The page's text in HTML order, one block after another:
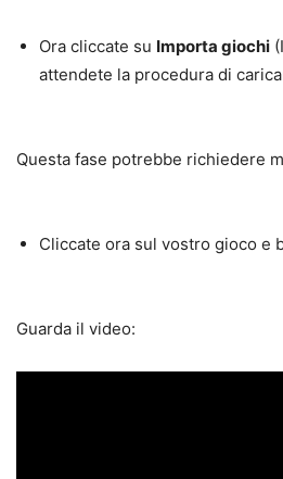
Ora cliccate su Importa giochi
attendete la procedura di
Questa fase potrebbe richiedere
Cliccate ora sul vostro gioco e
Guarda il video: